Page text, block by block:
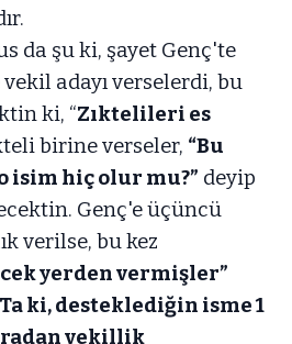
da şu ki, şayet Genç'te
adayı verselerdi, bu
ki, “Zıktelileri es
birine verseler, “Bu
isim hiç olur mu?” deyip
Genç'e üçüncü
verilse, bu kez
yerden vermişler”
Ta ki, desteklediğin isme 1
vekillik